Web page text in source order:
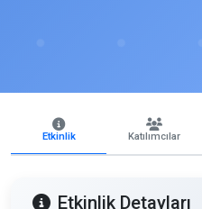
Etkinlik Katılımcılar
Etkinlik Detayları